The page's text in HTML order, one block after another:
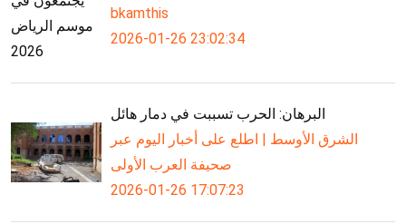
bkamthis
2026-01-26 23:02:34
البرهان: الحرب تسببت في دمار هائل
الشرق الأوسط | اطلع على أخبار اليوم عبر
صحيفة العرب الأولى
2026-01-26 17:07:23